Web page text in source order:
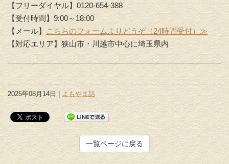
【フリーダイヤル】0120-654-388
【受付時間】9:00～18:00
【メール】 こちらのフォームよりどうぞ（24時間受付）≫
【対応エリア】狭山市・川越市中心に埼玉県内
2025年08月14日 | よもやま話
一覧ページに戻る